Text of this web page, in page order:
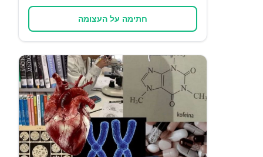
חתימה על העצומה